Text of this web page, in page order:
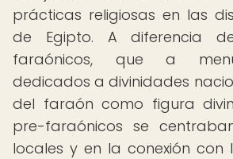
prácticas religiosas en las
de Egipto. A diferencia
faraónicos, que a
dedicados a divinidades
del faraón como figura
pre-faraónicos se
locales y en la conexión con